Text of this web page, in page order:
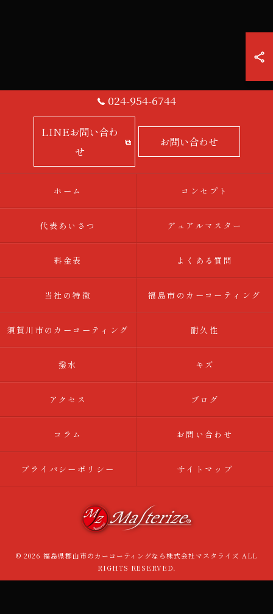
024-954-6744
LINEお問い合わ
せ
お問い合わせ
ホーム コンセプト
代表あいさつ デュアルマスター
料金表 よくある質問
当社の特徴 福島市のカーコーティング
須賀川市のカーコーティング 耐久性
撥水 キズ
アクセス ブログ
コラム お問い合わせ
プライバシーポリシー サイトマップ
© 2026 福島県郡山市のカーコーティングなら株式会社マスタライズ ALL
RIGHTS RESERVED.